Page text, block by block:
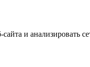
и анализировать